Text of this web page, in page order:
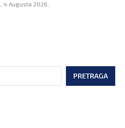
4 Augusta 2026,
PRETRAGA